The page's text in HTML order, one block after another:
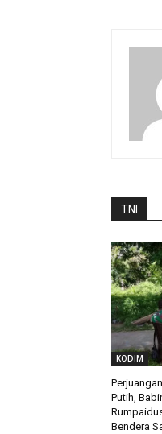
TNI
KODIM
Putih,
Bendera